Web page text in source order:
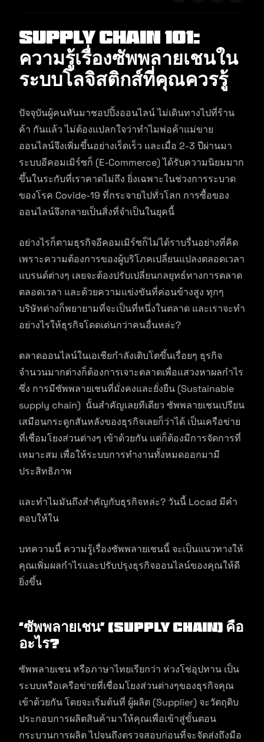
Supply Chain 101:
ความรู้เรื่องซัพพลายเชนใน
ระบบโลจิสติกส์ที่คุณควรรู้
ปัจจุบันผู้คนหันมาชอปปิ้งออนไลน์ ไม่เดินทางไปที่ร้าน
ค้า กันแล้ว ไม่ต้องแปลกใจว่าทำไมพ่อค้าแม่ขาย
ออนไลน์จึงเพิ่มขึ้นอย่างเร็ดเร็ว และเมื่อ 2-3 ปีผ่านมา
ระบบอีคอมเมิร์ซก็ (E-Commerce) ได้รับความนิยมมาก
ขึ้นในระกับที่เราคาดไม่ถึง ยิ่งเฉพาะในช่วงการระบาด
ของโรค Covide-19 ที่กระจายไปทั่วโลก การซื้อของ
ออนไลน์จึงกลายเป็นสิ่งที่จำเป็นในยุคนี้
อย่างไรก็ตามธุรกิจอีคอมเมิร์ซก็ไม่ได้ราบรื่นอย่างที่คิด
เพราะความต้องการของผู้บริโภคเปลี่ยนแปลงตลอดเวลา
แบรนด์ต่างๆ เลยจะต้องปรับเปลี่ยนกลยุทธ์ทางการตลาด
ตลอดเวลา และด้วยความแข่งขันที่ค่อนข้างสูง ทุกๆ
บริษัทต่างก็พยายามที่จะเป็นที่หนึ่งในตลาด และเราจะทำ
อย่างไรให้ธุรกิจโดดเด่นกว่าคนอื่นหล่ะ?
ตลาดออนไลน์ในเอเชียกำลังเติบโตขึ้นเรื่อยๆ ธุรกิจ
จำนวนมากต่างก็ต้องการเจาะตลาดเพื่อแสวงหาผลกำไร
ซึ่ง การมีซัพพลายเชนที่มั่งคงและยั่งยืน (Sustainable
supply chain) นั้นสำคัญเลยทีเดียว ซัพพลายเชนเปรียน
เสมือนกระดูกสันหลังของธุรกิจเลยก็ว่าได้ เป็นเครือข่าย
ที่เชื่อมโยงส่วนต่างๆ เข้าด้วยกัน แต่ก็ต้องมีการจัดการที่
เหมาะสม เพื่อให้ระบบการทำงานทั้งหมดออกมามี
ประสิทธิภาพ
และทำไมมันถึงสำคัญกับธุรกิจหล่ะ? วันนี้ Locad มีคำ
ตอบให้ใน
บทความนี้ ความรู้เรื่องซัพพลายเชนนี้ จะเป็นแนวทางให้
คุณเพิ่มผลกำไรและปรับปรุงธุรกิจออนไลน์ของคุณให้ดี
ยิ่งขึ้น
‘ซัพพลายเชน’ (Supply Chain) คือ
อะไร?
ซัพพลายเชน หรือภาษาไทยเรียกว่า ห่วงโซ่อุปทาน เป็น
ระบบหรือเครือข่ายที่เชื่อมโยงส่วนต่างๆของธุรกิจคุณ
เข้าด้วยกัน โดยจะเริ่มต้นที่ ผู้ผลิต (Supplier) จะวัตถุดิบ
ประกอบการผลิตสินค้ามาให้คุณเพื่อเข้าสู่ขั้นตอน
กระบวนการผลิต ไปจนถึงตรวจสอบก่อนที่จะจัดส่งถึงมือ